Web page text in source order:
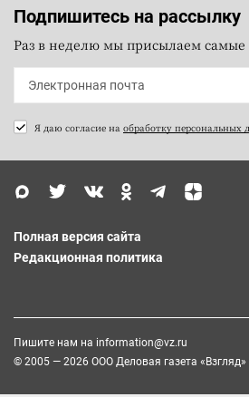
Подпишитесь на рассылку
Раз в неделю мы присылаем самые
Я даю согласие на обработку персональных
Полная версия сайта
Редакционная политика
Пишите нам на information@vz.ru
© 2005 — 2026 ООО Деловая газета «Взгляд»